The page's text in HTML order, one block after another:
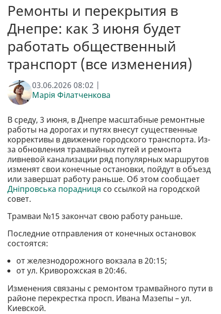
Ремонты и перекрытия в
Днепре: как 3 июня будет
работать общественный
транспорт (все изменения)
03.06.2026 08:02 |
Марія Філатченкова
В среду, 3 июня, в Днепре масштабные ремонтные
работы на дорогах и путях внесут существенные
коррективы в движение городского транспорта. Из-
за обновления трамвайных путей и ремонта
ливневой канализации ряд популярных маршрутов
изменят свои конечные остановки, пойдут в объезд
или завершат работу раньше. Об этом сообщает
Дніпровська порадниця со ссылкой на городской
совет.
Трамваи №15 закончат свою работу раньше.
Последние отправления от конечных остановок
состоятся:
от железнодорожного вокзала в 20:15;
от ул. Криворожская в 20:46.
Изменения связаны с ремонтом трамвайного пути в
районе перекрестка просп. Ивана Мазепы – ул.
Киевской.